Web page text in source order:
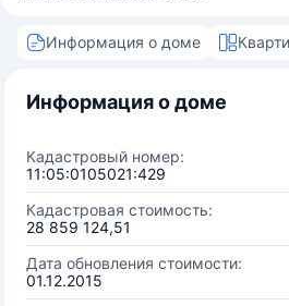
Информация о доме
Информация о доме
Кадастровый номер:
11:05:0105021:429
Кадастровая стоимость:
28 859 124,51
Дата обновления стоимости:
01.12.2015